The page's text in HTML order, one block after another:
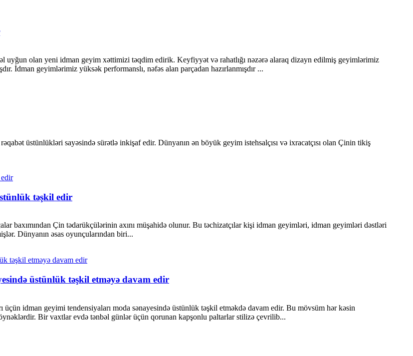
uyğun olan yeni idman geyim xəttimizi təqdim edirik. Keyfiyyət və rahatlığı nəzərə alaraq dizayn edilmiş geyimlərimiz
İdman geyimlərimiz yüksək performanslı, nəfəs alan parçadan hazırlanmışdır ...
üstünlükləri sayəsində sürətlə inkişaf edir. Dünyanın ən böyük geyim istehsalçısı və ixracatçısı olan Çinin tikiş
təşkil edir
baxımından Çin tədarükçülərinin axını müşahidə olunur. Bu təchizatçılar kişi idman geyimləri, idman geyimləri dəstləri
Dünyanın əsas oyunçularından biri...
üstünlük təşkil etməyə davam edir
üçün idman geyimi tendensiyaları moda sənayesində üstünlük təşkil etməkdə davam edir. Bu mövsüm hər kəsin
Bir vaxtlar evdə tənbəl günlər üçün qorunan kapşonlu paltarlar stilizə çevrilib...